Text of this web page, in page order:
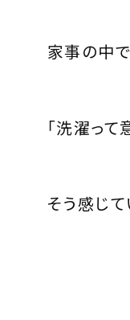
家事の中で
「洗濯っ
そう感じ